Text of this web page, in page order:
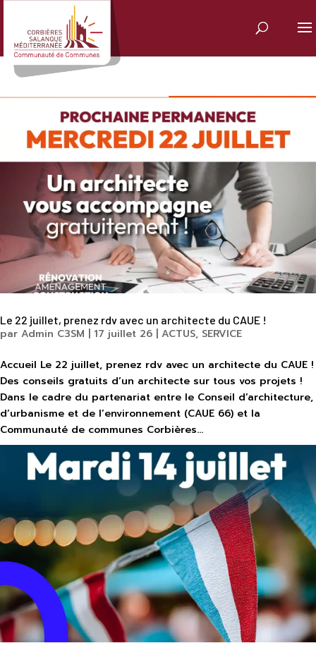
Le 22 juillet, prenez rdv avec un architecte du CAUE !
par Admin C3SM 17 juillet 26 ACTUS, SERVICE
Accueil Le 22 juillet, prenez rdv avec un architecte du CAUE !
Des conseils gratuits d’un architecte sur tous vos projets !
Dans le cadre du partenariat entre le Conseil d’architecture,
d’urbanisme et de l’environnement (CAUE 66) et la
Communauté de communes Corbières...
Panneau de gestion des cookies